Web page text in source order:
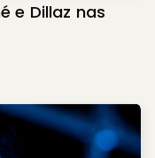
e Dillaz nas